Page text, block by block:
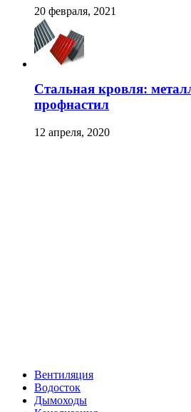
20 февраля, 2021
Стальная кровля:
профнастил
12 апреля, 2020
Вентиляция
Водосток
Дымоходы